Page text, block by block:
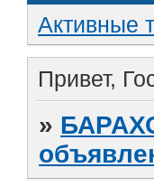
Активные
Привет,
»